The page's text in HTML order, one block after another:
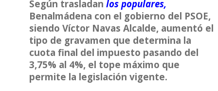
Según trasladan los populares,
Benalmádena con el gobierno del PSOE,
siendo Víctor Navas Alcalde, aumentó el
tipo de gravamen que determina la
cuota final del impuesto pasando del
3,75% al 4%, el tope máximo que
permite la legislación vigente.